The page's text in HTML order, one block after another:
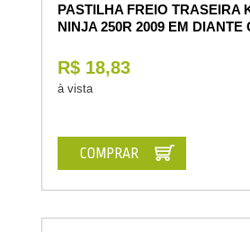
PASTILHA FREIO TRASEIRA
NINJA 250R 2009 EM DIANTE
R$ 18,83
à vista
COMPRAR